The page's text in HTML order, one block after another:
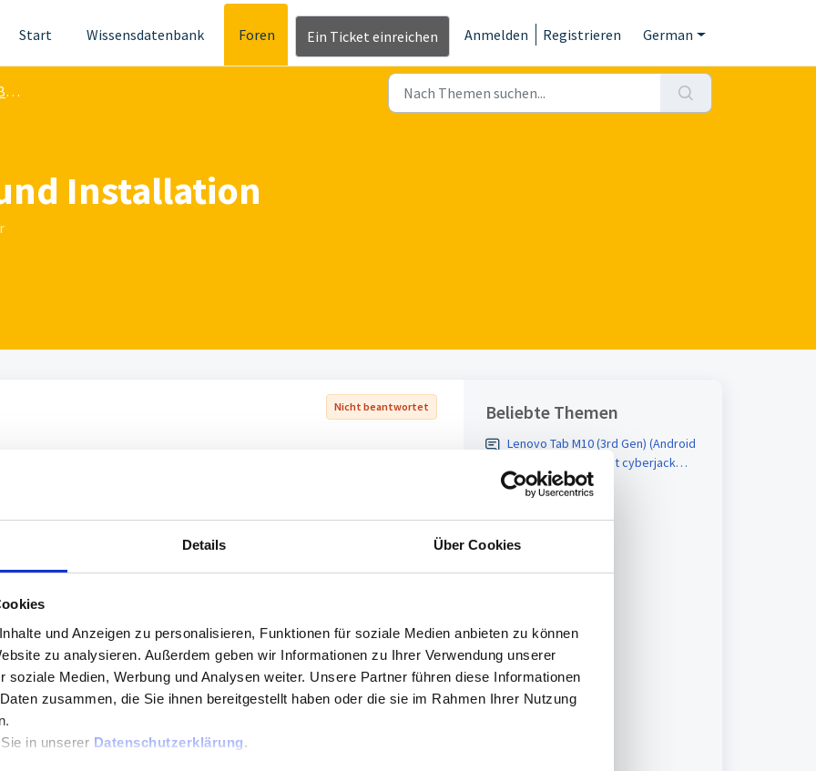
Details Über Cookies
und Anzeigen zu personalisieren, Funktionen für soziale Medien anbieten zu können
zu analysieren. Außerdem geben wir Informationen zu Ihrer Verwendung unserer
soziale Medien, Werbung und Analysen weiter. Unsere Partner führen diese Informationen
zusammen, die Sie ihnen bereitgestellt haben oder die sie im Rahmen Ihrer Nutzung
in unserer Datenschutzerklärung.
Start Wissensdatenbank Foren Ein Ticket einreichen Anmelden Registrieren German
Installation
Nicht beantwortet
aber ...
14Basic. nach einer kurzen Unterbrechung wollte ich
überweisen. Der vor wenigen Minuten noch erkannte
erkannt.
Rechner neu gestartet - im ganzen dann 3x mit dem
update-Datei "dp_1_2_0.exe" versucht zu starten.
(?), der Rechner neu gestartet und dann startet
einer Schleife:
und neu starten oder
ohne Meldung ab - in beiden Fällen sieht man auf dem
10.0.19044
natürlich nicht mehr machen, was kann ich tun?
Deinstallation der Treiber (offensichtlich nicht
Beliebte Themen
Lenovo Tab M10 (3rd Gen) (Android
Betriebssystem) mit cyberjack
standard am USB Port anschließen